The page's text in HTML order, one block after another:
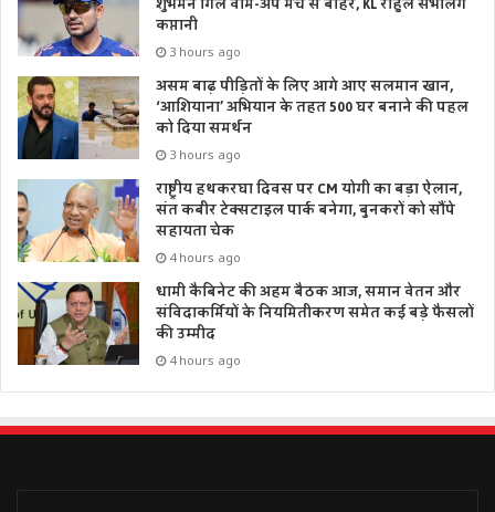
कप्तानी
3 hours ago
असम बाढ़ पीड़ितों के लिए आगे आए सलमान खान,
‘आशियाना’ अभियान के तहत 500 घर बनाने की पहल
को दिया समर्थन
3 hours ago
राष्ट्रीय हथकरघा दिवस पर CM योगी का बड़ा ऐलान,
संत कबीर टेक्सटाइल पार्क बनेगा, बुनकरों को सौंपे
सहायता चेक
4 hours ago
धामी कैबिनेट की अहम बैठक आज, समान वेतन और
संविदाकर्मियों के नियमितीकरण समेत कई बड़े फैसलों
की उम्मीद
4 hours ago